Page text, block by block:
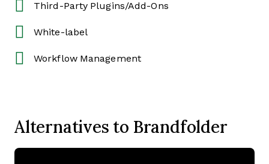
Third-Party Plugins/Add-Ons
White-label
Workflow Management
Alternatives to Brandfolder